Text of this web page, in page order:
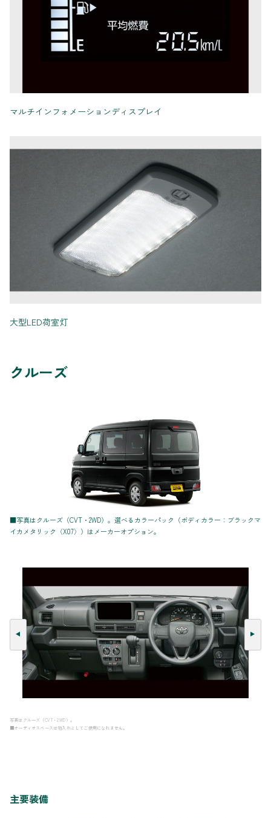
マルチインフォメーションディスプレイ
大型LED荷室灯
クルーズ
■写真はクルーズ（CVT・2WD）。選べるカラーパック（ボディカラー：ブラックマ
イカメタリック〈X07〉）はメーカーオプション。
写真はクルーズ（CVT・2WD）。
■オーディオスペースは物入れとしてご使用になれません。
主要装備